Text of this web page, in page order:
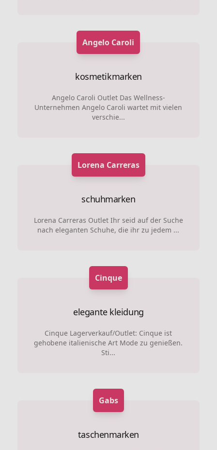
Angelo Caroli
kosmetikmarken
Angelo Caroli Outlet Das Wellness-
Unternehmen Angelo Caroli wartet mit vielen
verschie...
Lorena Carreras
schuhmarken
Lorena Carreras Outlet Ihr seid auf der Suche
nach eleganten Schuhe, die ihr zu jedem ...
Cinque
elegante kleidung
Cinque Lagerverkauf/Outlet: Cinque ist
gehobene italienische Art Mode zu genießen.
Sti...
Gabs
taschenmarken